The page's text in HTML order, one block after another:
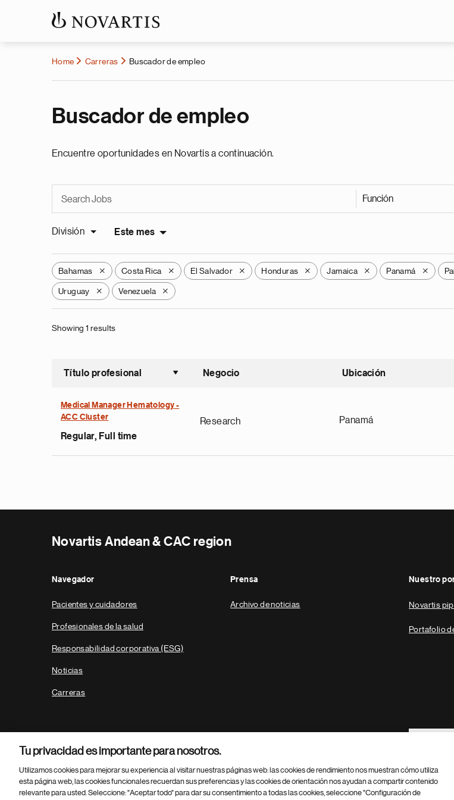
Home Carreras Buscador de empleo
Buscador de empleo
Encuentre oportunidades en Novartis a continuación.
Función
División Este mes
Bahamas X Costa Rica X El Salvador X Honduras X Jamaica X Panamá X
Uruguay X Venezuela X
Showing 1 results
Título profesional
Ordenar ascendente
Negocio Ubicación
Medical Manager Hematology -
ACC Cluster
Regular, Full time
Research Panamá
Novartis Andean & CAC region
Navegador
Pacientes y cuidadores
Profesionales de la salud
Responsabilidad corporativa (ESG)
Noticias
Carreras
Prensa
Archivo de noticias
Nuestro
Novartis
Portafolio
Footer
Parte
© 2026 Novartis AG
Tu privacidad es importante para nosotros.
Utilizamos cookies para mejorar su experiencia al visitar nuestras páginas web: las cookies de rendimiento nos muestran cómo utiliza
esta página web, las cookies funcionales recuerdan sus preferencias y las cookies de orientación nos ayudan a compartir contenido
relevante para usted. Seleccione: "Aceptar todo" para dar su consentimiento a todas las cookies, seleccione "Configuración de